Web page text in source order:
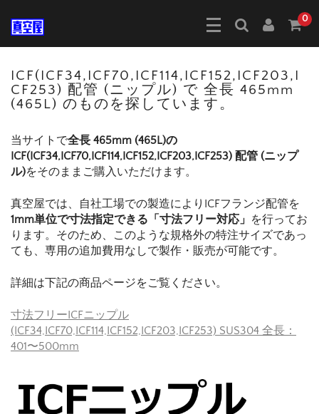
0
ICF(ICF34,ICF70,ICF114,ICF152,ICF203,I
CF253) 配管 (ニップル) で 全長 465mm
(465L) のものを探しています。
当サイトで全長 465mm (465L)の
ICF(ICF34,ICF70,ICF114,ICF152,ICF203,ICF253) 配管 (ニップ
ル)をそのままご購入いただけます。
真空屋では、自社工場での製造によりICFフランジ配管を
1mm単位で寸法指定できる「寸法フリー対応」 を行ってお
ります。そのため、このような規格外の特注サイズであっ
ても、専用の追加費用なしで製作・販売が可能です。
詳細は下記の商品ページをご覧ください。
寸法フリーICFニップル
(ICF34,ICF70,ICF114,ICF152,ICF203,ICF253) SUS304 全長：
401〜500mm